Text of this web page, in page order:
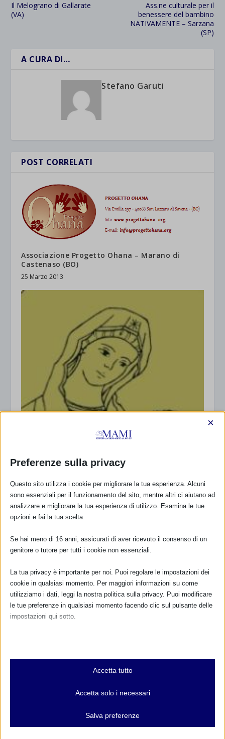
Il Melograno di Gallarate
(VA)
Ass.ne culturale per il
benessere del bambino
NATIVAMENTE – Sarzana
(SP)
A CURA DI…
Stefano Garuti
POST CORRELATI
Associazione Progetto Ohana – Marano di
Castenaso (BO)
25 Marzo 2013
Amas Lætitia – varie province
11 Novembre 2010
Il Melograno, Centro Informazione Maternità e
Nascita – Bologna –
Preferenze sulla privacy
×
Questo sito utilizza i cookie per migliorare la tua esperienza. Alcuni
sono essenziali per il funzionamento del sito, mentre altri ci aiutano ad
analizzare e migliorare la tua esperienza di utilizzo. Esamina le tue
opzioni e fai la tua scelta.
Se hai meno di 16 anni, assicurati di aver ricevuto il consenso di un
genitore o tutore per tutti i cookie non essenziali.
La tua privacy è importante per noi. Puoi regolare le impostazioni dei
cookie in qualsiasi momento. Per maggiori informazioni su come
utilizziamo i dati, leggi la nostra politica sulla privacy. Puoi modificare
le tue preferenze in qualsiasi momento facendo clic sul pulsante delle
impostazioni qui sotto.
Essenziali
I cookie e i servizi essenziali abilitano le funzioni di base e sono
e servizi non richiedono il consenso dell'utente secondo il GDPR.
Analitici
Accetta tutto
Accetta solo i necessari
Salva preferenze